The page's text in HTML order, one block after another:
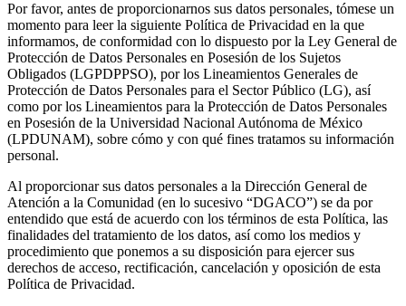
Por favor, antes de proporcionarnos sus datos personales, tómese un
momento para leer la siguiente Política de Privacidad en la que
informamos, de conformidad con lo dispuesto por la Ley General de
Protección de Datos Personales en Posesión de los Sujetos
Obligados (LGPDPPSO), por los Lineamientos Generales de
Protección de Datos Personales para el Sector Público (LG), así
como por los Lineamientos para la Protección de Datos Personales
en Posesión de la Universidad Nacional Autónoma de México
(LPDUNAM), sobre cómo y con qué fines tratamos su información
personal.
Al proporcionar sus datos personales a la Dirección General de
Atención a la Comunidad (en lo sucesivo “DGACO”) se da por
entendido que está de acuerdo con los términos de esta Política, las
finalidades del tratamiento de los datos, así como los medios y
procedimiento que ponemos a su disposición para ejercer sus
derechos de acceso, rectificación, cancelación y oposición de esta
Política de Privacidad.